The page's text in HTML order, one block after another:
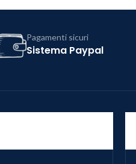
Pagamenti sicuri
Sistema Paypal